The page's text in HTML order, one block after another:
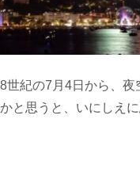
8世紀の7 月 4日から、
かと思うと、 いにしえ